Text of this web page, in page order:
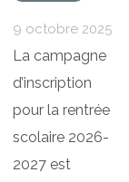
9 octobre 2025
La campagne
d’inscription
pour la rentrée
scolaire 2026-
2027 est